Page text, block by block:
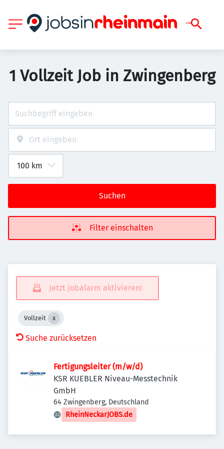
1 Vollzeit Job in Zwingenberg
Suchen
Filter einschalten
Jetzt Jobalarm aktivieren!
Vollzeit
Suche zurücksetzen
Fertigungsleiter (m/w/d)
KSR KUEBLER Niveau-Messtechnik
GmbH
64 Zwingenberg, Deutschland
RheinNeckarJOBS.de